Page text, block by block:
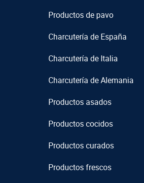
Productos de pavo
Charcutería de España
Charcutería de Italia
Charcutería de Alemania
Productos asados
Productos cocidos
Productos curados
Productos frescos